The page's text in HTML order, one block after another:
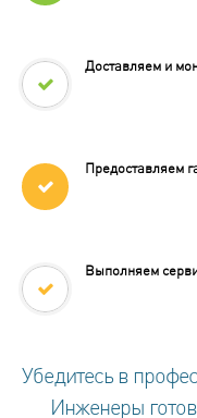
Доставляем и
Предоставляем
Выполняем
Убедитесь в
Инженеры